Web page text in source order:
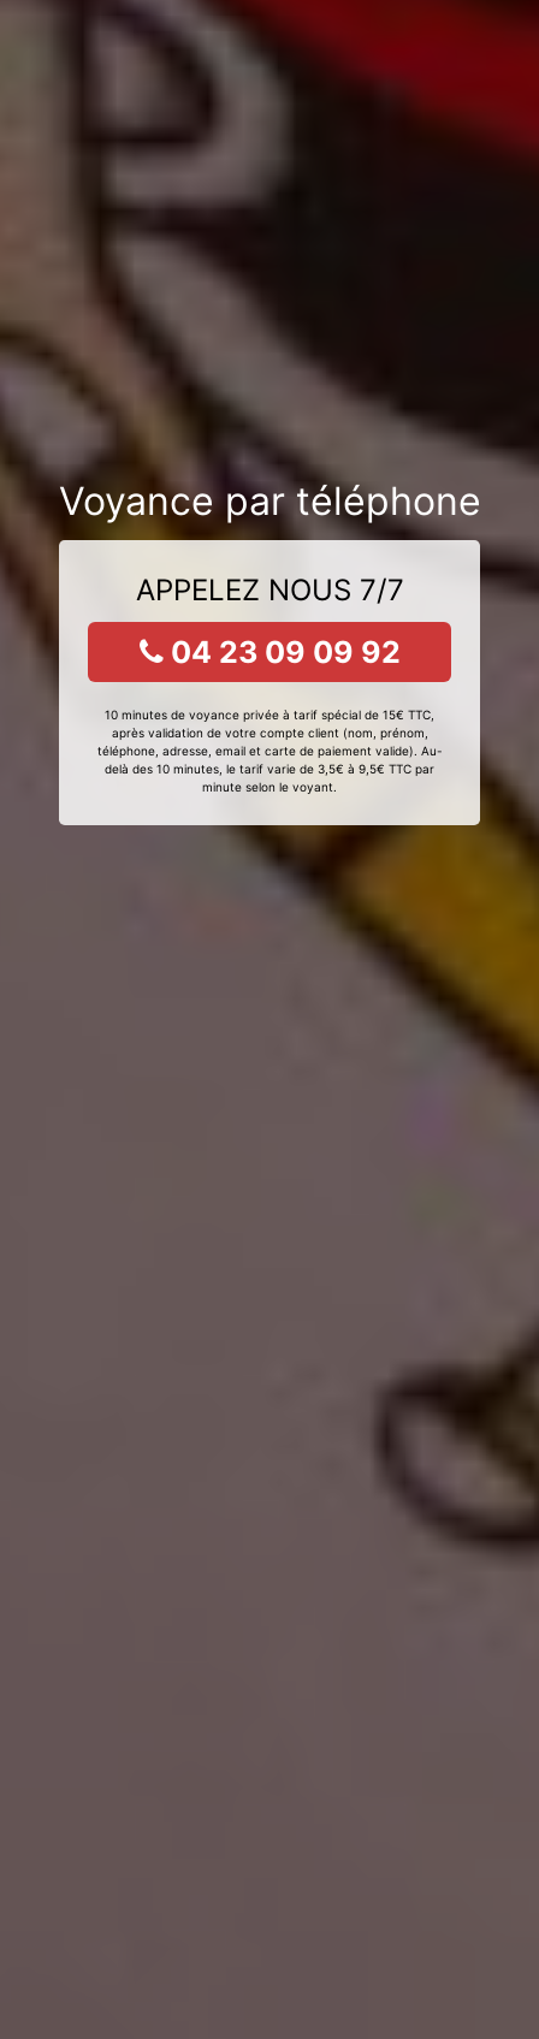
Voyance par téléphone
APPELEZ NOUS 7/7
04 23 09 09 92
10 minutes de voyance privée à tarif spécial de 15€ TTC,
après validation de votre compte client (nom, prénom,
téléphone, adresse, email et carte de paiement valide). Au-
delà des 10 minutes, le tarif varie de 3,5€ à 9,5€ TTC par
minute selon le voyant.